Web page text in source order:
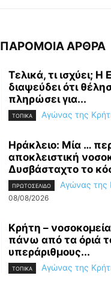
ΠΑΡΟΜΟΙΑ ΑΡΘΡΑ
Τελικά, τι ισχύει; Η
διαψεύδει ότι
πληρώσει για...
ΤΟΠΙΚΑ Αγώνας της
Ηράκλειο: Μία …
αποκλειστική
Δυσβάσταχτο το
ΠΡΩΤΟΣΕΛΙΔΟ Αγώνας της
08/08/2026
Κρήτη –
πάνω από τα όριά
υπεράριθμους...
ΤΟΠΙΚΑ Αγώνας της